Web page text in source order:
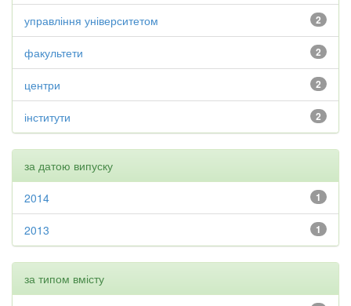
2
управління університетом
2
факультети
2
центри
2
інститути
за датою випуску
1
2014
1
2013
за типом вмісту